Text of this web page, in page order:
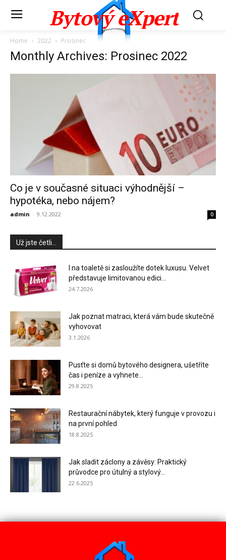
Bytový eXpert
Home 2022 Prosinec
Monthly Archives: Prosinec 2022
Co je v současné situaci výhodnější –
hypotéka, nebo nájem?
admin - 9.12.2022 0
Už jste četli...
I na toaletě si zasloužíte dotek luxusu. Velvet
představuje limitovanou edici...
24.7.2026
Jak poznat matraci, která vám bude skutečně
vyhovovat
3.1.2026
Pusťte si domů bytového designera, ušetříte
čas i peníze a vyhnete...
29.8.2025
Restaurační nábytek, který funguje v provozu i
na první pohled
18.8.2025
Jak sladit záclony a závěsy: Praktický
průvodce pro útulný a stylový...
22.6.2025